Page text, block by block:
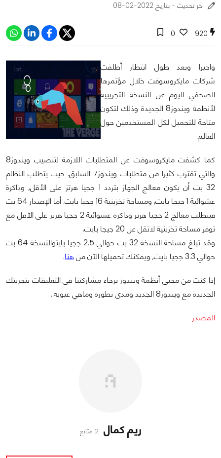
اخر تحديث - بتاريخ 2022-02-08
920
0
واخيرا وبعد طول انتظار أطلقت
شركات مايكروسوفت خلال مؤتمرها
الصحفي اليوم عن النسخة التجريبية
لأنظمة ويندوز8 الجديدة وذلك لتكون
متاحة للتحميل لكل المستخدمين حول
العالم.
كما كشفت مايكروسوفت عن المتطلبات اللازمة لتنصيب ويندوز8
والتي تقترب كثيرا من متطلبات ويندوز7 السابق. حيث يتطلب النظام
32 بت أن يكون معالج الجهاز بتردد 1 ججيا هرتز على الأقل, وذاكرة
عشوائية 1 جيجا بايت, ومساحة تخزينية 16 ججيا بايت. أما الإصدار 64 بت
فيتطلب معالج 2 ججيا هرتز وذاكرة عشوائية 2 ججيا هرتز على الأقل مع
توفر مساحة تخزينية لاتقل عن 20 جيجا بايت.
وقد تبلغ مساحة النسخة 32 بت حوالي 2.5 ججيا بايتوالنسخة 64 بت
حوالي 3.3 ججيا بايت, ويمكنك تحميلها الآن من
هنا.
إذا كنت من محبي أنظمة ويندوز برجاء مشاركتنا في التعليقات بتجربتك
الجديدة مع ويندوز8 الجديد ومدى تطوره وماهي عيوبه..
المصدر
ريم كمال 2 متابع